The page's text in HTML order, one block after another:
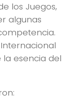
los Juegos,
algunas
esencia del